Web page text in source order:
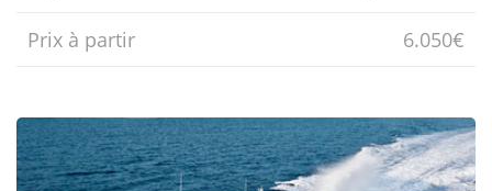
Prix ​​à partir 6.050€